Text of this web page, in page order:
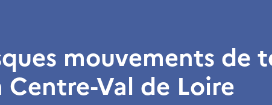
mouvements de
Centre-Val de Loire